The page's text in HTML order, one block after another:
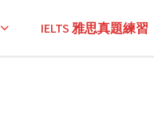
IELTS 雅思真題練習